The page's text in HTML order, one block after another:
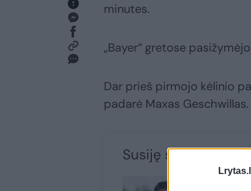
minutes.
„Bayer“ gretose
Dar prieš pirmojo kėlinio
padarė Maxas Geschwillas.
Susiję straipsniai